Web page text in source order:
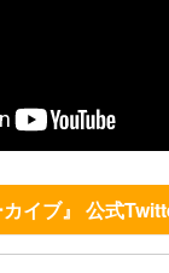
カイブ』 公式